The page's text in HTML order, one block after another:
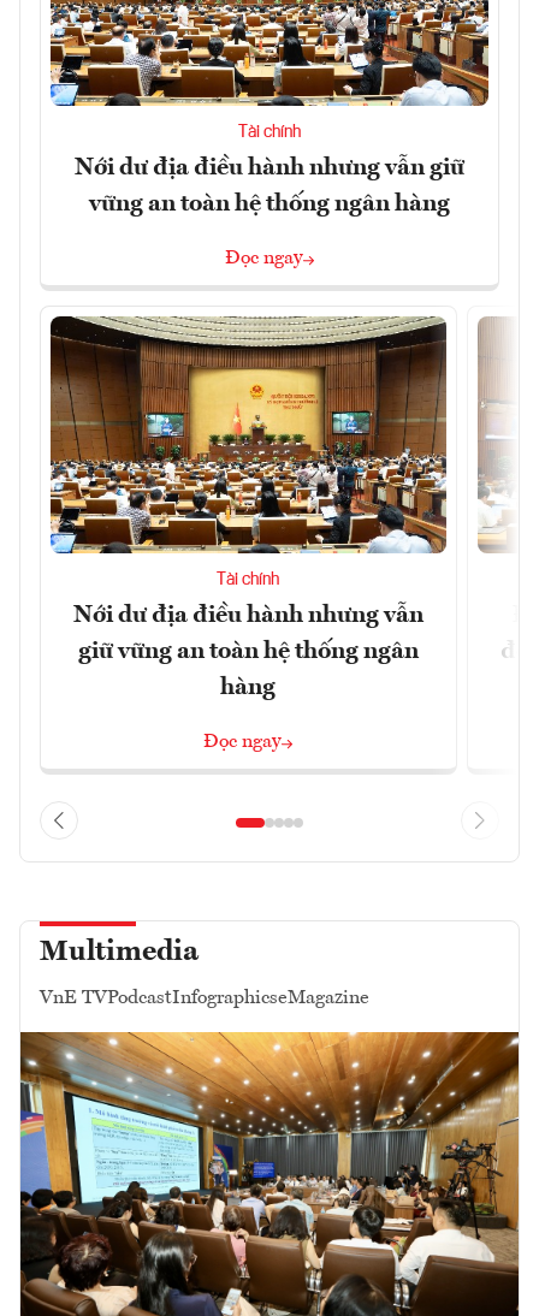
Tài chính
Nới dư địa điều hành nhưng vẫn giữ
vững an toàn hệ thống ngân hàng
Đọc ngay
Tài chính
Nới dư địa điều hành nhưng vẫn
giữ vững an toàn hệ thống ngân
hàng
Đọc ngay
Multimedia
VnE TVPodcastInfographicseMagazine